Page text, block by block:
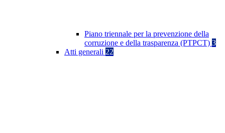
Piano triennale per la prevenzione della
corruzione e della trasparenza (PTPCT) 3
Atti generali 22